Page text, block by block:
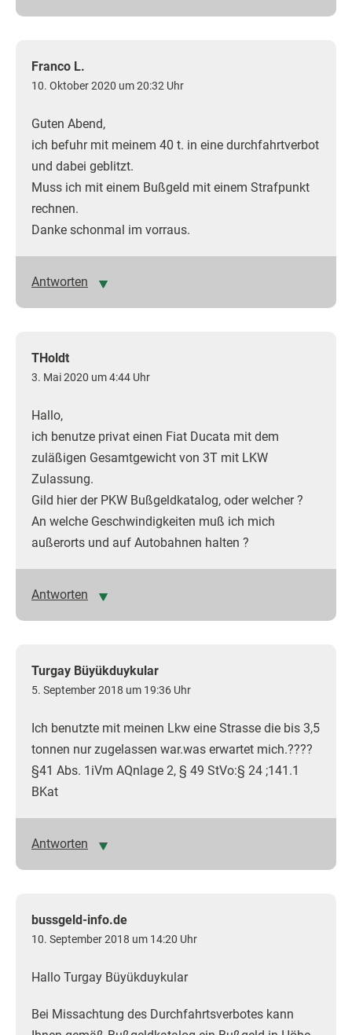
Franco L.
10. Oktober 2020 um 20:32 Uhr
Guten Abend,
ich befuhr mit meinem 40 t. in eine durchfahrtverbot
und dabei geblitzt.
Muss ich mit einem Bußgeld mit einem Strafpunkt
rechnen.
Danke schonmal im vorraus.
Antworten
THoldt
3. Mai 2020 um 4:44 Uhr
Hallo,
ich benutze privat einen Fiat Ducata mit dem
zuläßigen Gesamtgewicht von 3T mit LKW
Zulassung.
Gild hier der PKW Bußgeldkatalog, oder welcher ?
An welche Geschwindigkeiten muß ich mich
außerorts und auf Autobahnen halten ?
Antworten
Turgay Büyükduykular
5. September 2018 um 19:36 Uhr
Ich benutzte mit meinen Lkw eine Strasse die bis 3,5
tonnen nur zugelassen war.was erwartet mich.????
§41 Abs. 1iVm AQnlage 2, § 49 StVo:§ 24 ;141.1
BKat
Antworten
bussgeld-info.de
10. September 2018 um 14:20 Uhr
Hallo Turgay Büyükduykular
Bei Missachtung des Durchfahrtsverbotes kann